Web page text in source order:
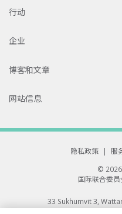
行动
企业
博客和文章
网站信息
隐私政策 | 服
© 2026
国际联合委员
33 Sukhumvit 3,
All